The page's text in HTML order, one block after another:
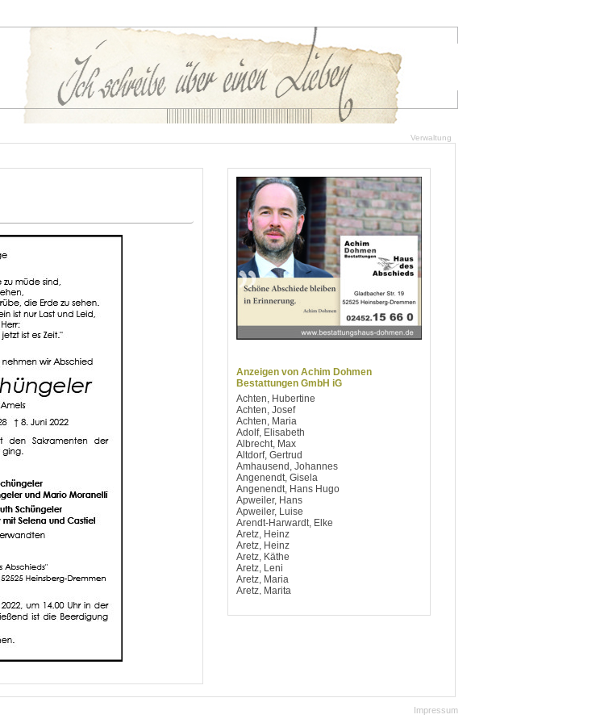
Verwaltung
Anzeigen von Achim Dohmen
Bestattungen GmbH iG
Achten, Hubertine
Achten, Josef
Achten, Maria
Adolf, Elisabeth
Albrecht, Max
Altdorf, Gertrud
Amhausend, Johannes
Angenendt, Gisela
Angenendt, Hans Hugo
Apweiler, Hans
Apweiler, Luise
Arendt-Harwardt, Elke
Aretz, Heinz
Aretz, Heinz
Aretz, Käthe
Aretz, Leni
Aretz, Maria
Aretz, Marita
Artelt, Notburga
Impressum